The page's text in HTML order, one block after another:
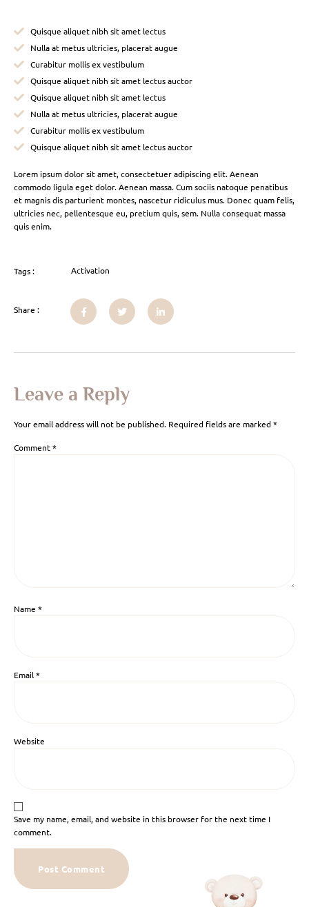
Quisque aliquet nibh sit amet lectus
Nulla at metus ultricies, placerat augue
Curabitur mollis ex vestibulum
Quisque aliquet nibh sit amet lectus auctor
Quisque aliquet nibh sit amet lectus
Nulla at metus ultricies, placerat augue
Curabitur mollis ex vestibulum
Quisque aliquet nibh sit amet lectus auctor
Lorem ipsum dolor sit amet, consectetuer adipiscing elit. Aenean
commodo ligula eget dolor. Aenean massa. Cum sociis natoque penatibus
et magnis dis parturient montes, nascetur ridiculus mus. Donec quam felis,
ultricies nec, pellentesque eu, pretium quis, sem. Nulla consequat massa
quis enim.
Tags : Activation
Share :
Leave a Reply
Your email address will not be published. Required fields are marked*
Comment*
Name *
Email*
Website
Save my name, email, and website in this browser for the next time I
comment.